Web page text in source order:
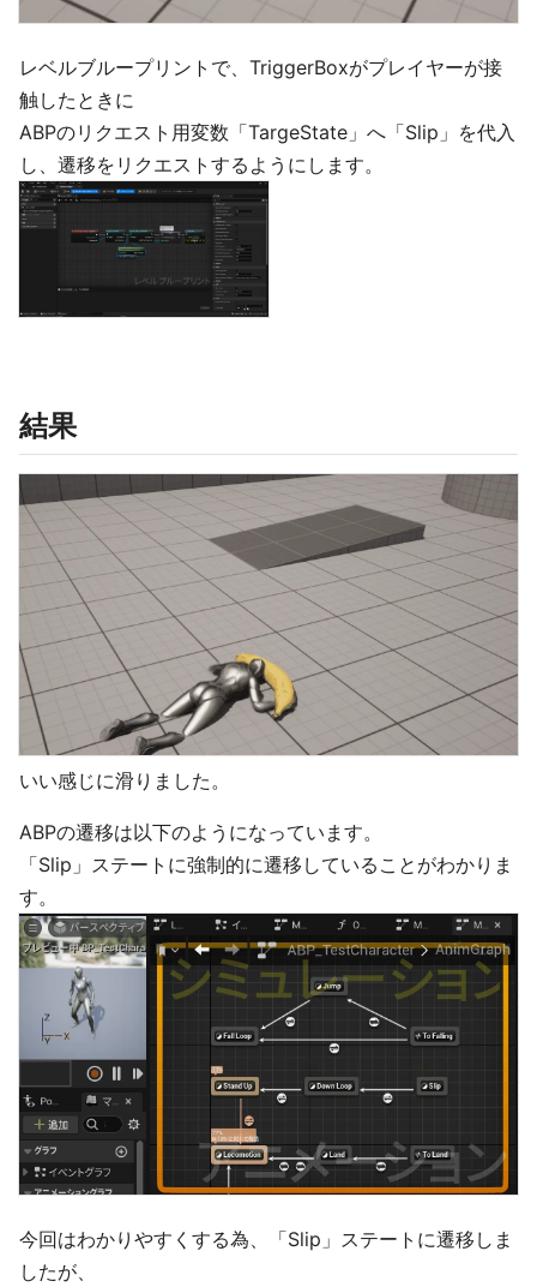
レベルブループリントで、TriggerBoxがプレイヤーが接
触したときに
ABPのリクエスト用変数「TargeState」へ「Slip」を代入
し、遷移をリクエストするようにします。
結果
いい感じに滑りました。
ABPの遷移は以下のようになっています。
「Slip」ステートに強制的に遷移していることがわかりま
す。
今回はわかりやすくする為、「Slip」ステートに遷移しま
したが、